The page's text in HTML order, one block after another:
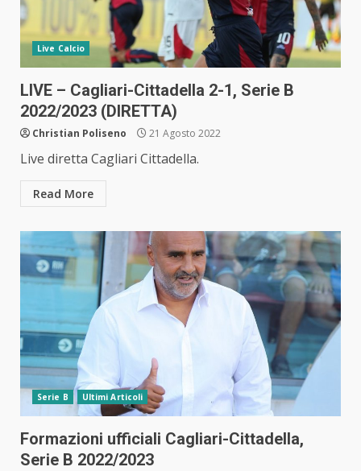
Live Calcio
LIVE – Cagliari-Cittadella 2-1, Serie B
2022/2023 (DIRETTA)
Christian Poliseno 21 Agosto 2022
Live diretta Cagliari Cittadella.
Read More
Serie B Ultimi Articoli
Formazioni ufficiali Cagliari-Cittadella,
Serie B 2022/2023